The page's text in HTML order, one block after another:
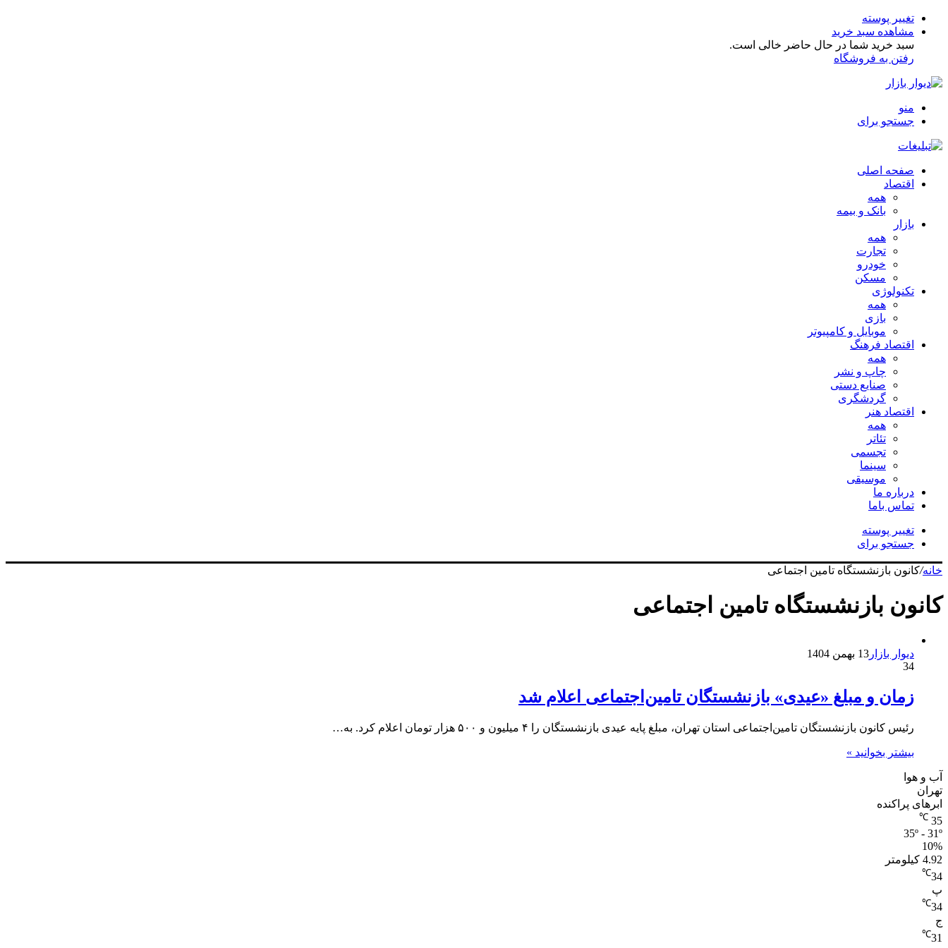
تغییر پوسته
مشاهده سبد خرید
سبد خرید شما در حال حاضر خالی است.
رفتن به فروشگاه
منو
جستجو برای
صفحه اصلی
اقتصاد
همه
بانک و بیمه
بازار
همه
تجارت
خودرو
مسکن
تکنولوژی
همه
بازی
موبایل و کامپیوتر
اقتصاد فرهنگ
همه
چاپ و نشر
صنایع دستی
گردشگری
اقتصاد هنر
همه
تئاتر
تجسمی
سینما
موسیقی
درباره ما
تماس باما
تغییر پوسته
جستجو برای
خانه/کانون بازنشستگاه تامین اجتماعی
کانون بازنشستگاه تامین اجتماعی
دیوار بازار 13 بهمن 1404
34
زمان و مبلغ «عیدی» بازنشستگان تامین‌اجتماعی اعلام شد
رئیس کانون بازنشستگان تامین‌اجتماعی استان تهران، مبلغ پایه عیدی بازنشستگان را ۴ میلیون و ۵۰۰ هزار تومان اعلام کرد. به…
بیشتر بخوانید »
آب و هوا
تهران
ابرهای پراکنده
35
℃
35º - 31º
10%
4.92 کیلومتر
34
℃
پ
34
℃
ج
31
℃